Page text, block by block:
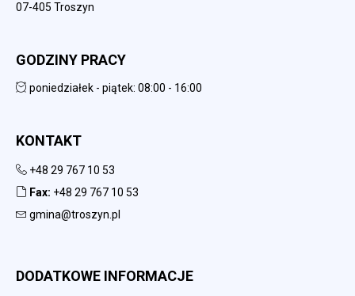
07-405 Troszyn
GODZINY PRACY
poniedziałek - piątek: 08:00 - 16:00
KONTAKT
+48 29 767 10 53
Fax: +48 29 767 10 53
gmina@troszyn.pl
DODATKOWE INFORMACJE